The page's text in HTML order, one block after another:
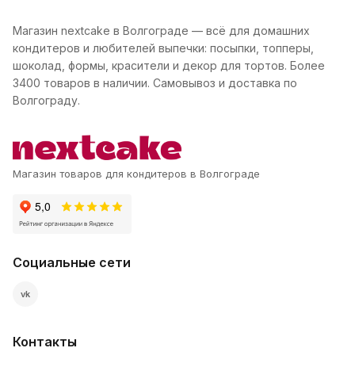
Магазин nextcake в Волгограде — всё для домашних
кондитеров и любителей выпечки: посыпки, топперы,
шоколад, формы, красители и декор для тортов. Более
3400 товаров в наличии. Самовывоз и доставка по
Волгограду.
Магазин товаров для кондитеров в Волгограде
Социальные сети
vk
Контакты